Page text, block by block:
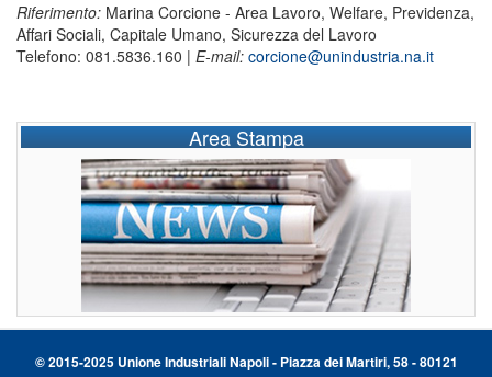
Riferimento: Marina Corcione - Area Lavoro, Welfare, Previdenza,
Affari Sociali, Capitale Umano, Sicurezza del Lavoro
Telefono: 081.5836.160 | E-mail: corcione@unindustria.na.it
Area Stampa
© 2015-2025 Unione Industriali Napoli - Piazza dei Martiri, 58 - 80121